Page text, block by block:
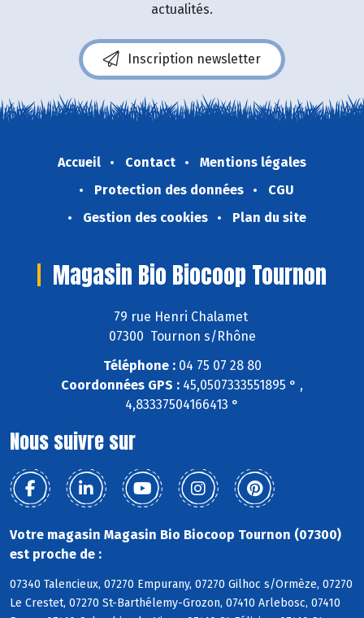
actualités.
Inscription newsletter
Accueil Contact
Mentions légales
Protection des données
CGU
Gestion des cookies
Plan du site
Magasin Bio Biocoop Tournon
79 rue Henri Chalamet
07300 Tournon s/Rhône
Téléphone :04 75 07 28 80
Coordonnées GPS : 45,0507333551895 ° ,
4,83337504166413 °
Nous suivre sur
Votre magasin Magasin Bio Biocoop Tournon (07300)
est proche de :
07340 Talencieux, 07270 Empurany, 07270 Gilhoc s/Ormèze, 07270
Le Crestet, 07270 St-Barthélemy-Grozon, 07410 Arlebosc, 07410